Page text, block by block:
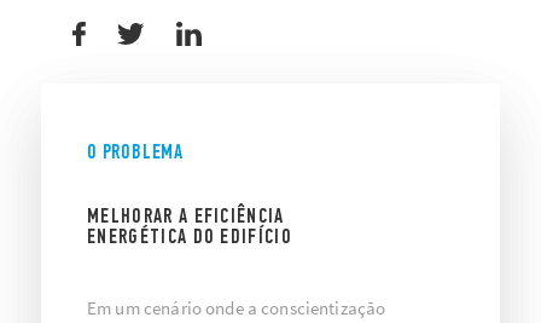
O PROBLEMA
MELHORAR A EFICIÊNCIA
ENERGÉTICA DO EDIFÍCIO
Em um cenário onde a conscientização